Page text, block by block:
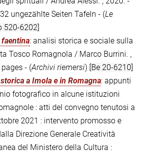
ungezählte Seiten Tafeln - (Le
520-6202]
: analisi storica e sociale sulla
Tosco Romagnola / Marco Burrini. ,
- (Archivi riemersi) [Be 20-6210]
a Imola e in Romagna: appunti
fotografico in alcune istituzioni
: atti del convegno tenutosi a
2021 : intervento promosso e
Direzione Generale Creatività
del Ministero della Cultura :